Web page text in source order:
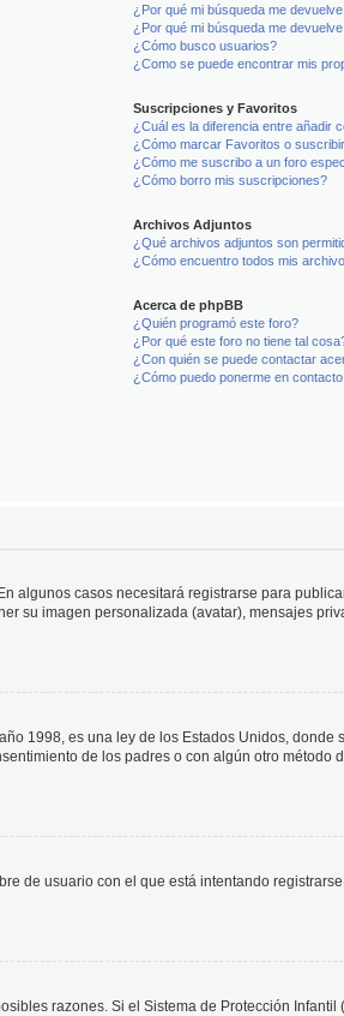
¿Por qué mi búsqueda me
¿Por qué mi búsqueda me
¿Cómo busco usuarios?
¿Como se puede encontrar mis
Suscripciones y Favoritos
¿Cuál es la diferencia entre añadir
¿Cómo marcar Favoritos o
¿Cómo me suscribo a un foro
¿Cómo borro mis suscripciones?
Archivos Adjuntos
¿Qué archivos adjuntos son
¿Cómo encuentro todos mis
Acerca de phpBB
¿Quién programó este foro?
¿Por qué este foro no tiene tal
¿Con quién se puede contactar
¿Cómo puedo ponerme en
algunos casos necesitará registrarse para
su imagen personalizada (avatar), mensajes
1998, es una ley de los Estados Unidos,
de los padres o con algún otro
de usuario con el que está intentando
razones. Si el Sistema de Protección